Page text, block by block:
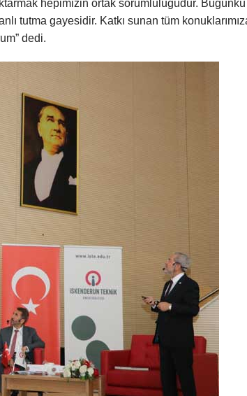
hepimizin ortak sorumluluğudur. Bugünkü
tutma gayesidir. Katkı sunan tüm
dedi.